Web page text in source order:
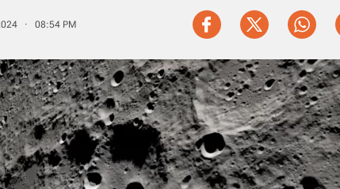
· 08:54 PM